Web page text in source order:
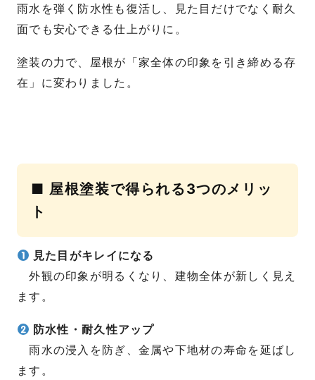
雨水を弾く防水性も復活し、見た目だけでなく耐久
面でも安心できる仕上がりに。
塗装の力で、屋根が「家全体の印象を引き締める存
在」に変わりました。
■ 屋根塗装で得られる3つのメリッ
ト
見た目がキレイになる
外観の印象が明るくなり、建物全体が新しく見え
ます。
防水性・耐久性アップ
雨水の浸入を防ぎ、金属や下地材の寿命を延ばし
ます。